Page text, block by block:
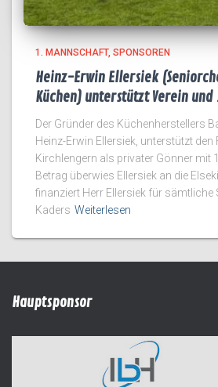
1. MANNSCHAFT SPONSOREN
Heinz-Erwin Ellersiek
Küchen) unterstützt Verein und
Der Gründer des Küchenherstellers
Heinz-Erwin Ellersiek, unterstützt den
Kirchlengern als privater Gönner mit
Betrag überwies Ellersiek an die
finanziert Herr Ellersiek für sämtliche
Kaders Weiterlesen
Hauptsponsor